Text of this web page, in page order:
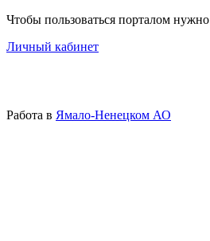
Чтобы пользоваться порталом нужно
Личный кабинет
Работа в Ямало-Ненецком АО